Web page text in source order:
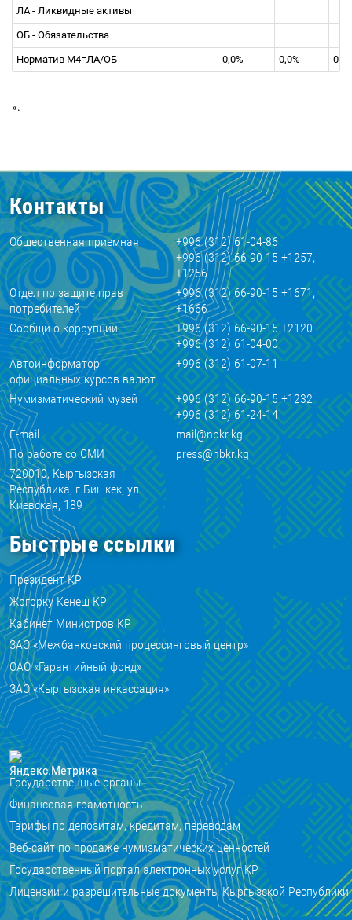
ЛА - Ликвидные активы
ОБ - Обязательства
Норматив М4=ЛА/ОБ 0,0% 0,0%
».
Контакты
Общественная приемная
+996 (312) 61-04-86
+996 (312) 66-90-15 +1257,
+1256
Отдел по защите прав
потребителей
+996 (312) 66-90-15 +1671,
+1666
Сообщи о коррупции
+996 (312) 66-90-15 +2120
+996 (312) 61-04-00
Автоинформатор
официальных курсов валют
+996 (312) 61-07-11
Нумизматический музей
+996 (312) 66-90-15 +1232
+996 (312) 61-24-14
E-mail
mail@nbkr.kg
По работе со СМИ
press@nbkr.kg
720010, Кыргызская
Республика, г.Бишкек, ул.
Киевская, 189
Быстрые ссылки
Президент КР
Жогорку Кенеш КР
Кабинет Министров КР
ЗАО «Межбанковский процессинговый центр»
ОАО «Гарантийный фонд»
ЗАО «Кыргызская инкассация»
Государственные органы
Финансовая грамотность
Тарифы по депозитам, кредитам, переводам
Веб-сайт по продаже нумизматических ценностей
Государственный портал электронных услуг КР
Лицензии и разрешительные документы Кыргызской Республики